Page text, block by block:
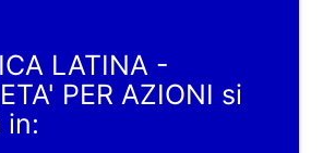
LATINA -
PER AZIONI si
in: